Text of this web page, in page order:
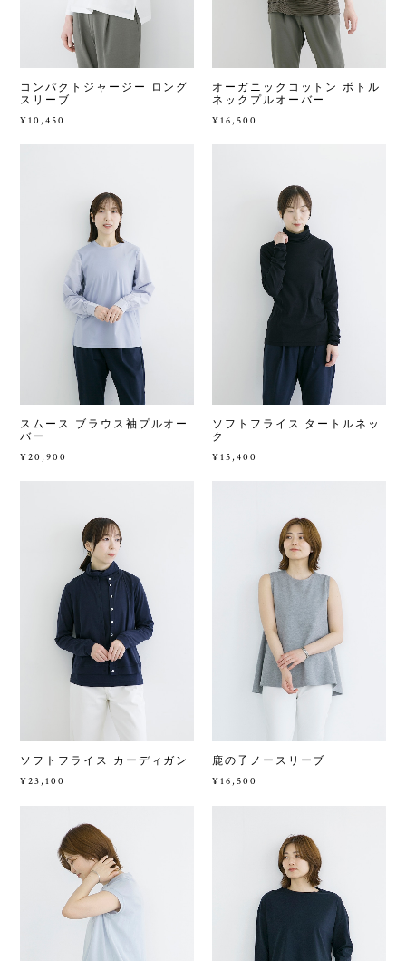
コンパクトジャージー ロング
スリーブ
¥10,450
オーガニックコットン ボトル
ネックプルオーバー
¥16,500
スムース ブラウス袖プルオー
バー
¥20,900
ソフトフライス タートルネッ
ク
¥15,400
ソフトフライス カーディガン
¥23,100
鹿の子ノースリーブ
¥16,500